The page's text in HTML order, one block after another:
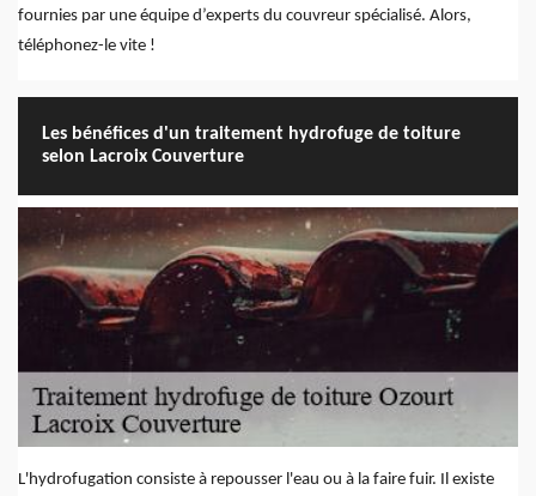
fournies par une équipe d’experts du couvreur spécialisé. Alors,
téléphonez-le vite !
Les bénéfices d'un traitement hydrofuge de toiture
selon Lacroix Couverture
L'hydrofugation consiste à repousser l'eau ou à la faire fuir. Il existe